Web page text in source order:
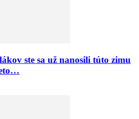
ste sa už nanosili túto zimu